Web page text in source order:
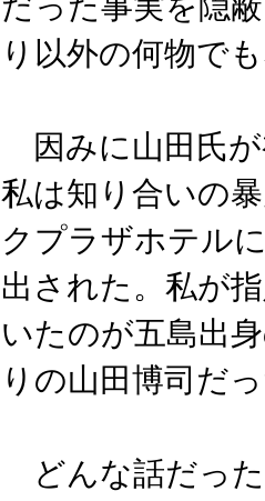
り以外の何物で
因みに山田氏が
私は知り合いの
クプラザホテル
出された。私が
いたのが五島出
りの山田博司だ
どんな話だっ